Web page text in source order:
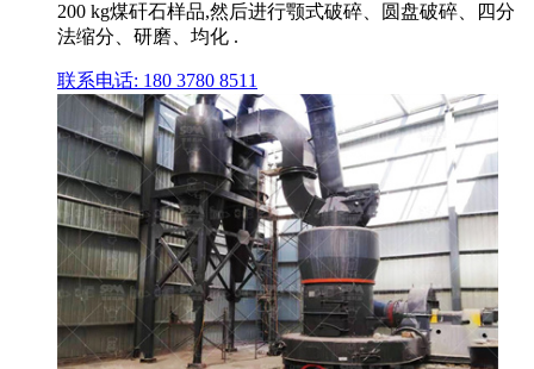
200 kg煤矸石样品,然后进行颚式破碎、圆盘破碎、四分
法缩分、研磨、均化 .
联系电话: 180 3780 8511